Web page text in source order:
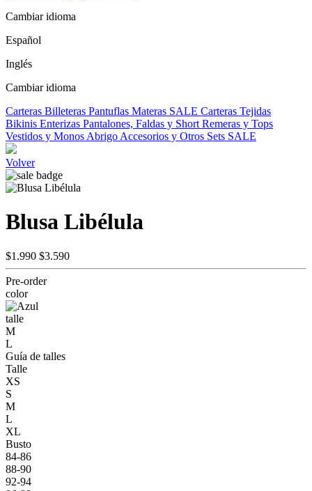
Cambiar idioma
Español
Inglés
Cambiar idioma
Carteras Billeteras Pantuflas Materas SALE Carteras Tejidas
Bikinis Enterizas Pantalones, Faldas y Short Remeras y Tops
Vestidos y Monos Abrigo Accesorios y Otros Sets SALE
Volver
Blusa Libélula
$1.990 $3.590
Pre-order
color
talle
M
L
Guía de talles
Talle
XS
S
M
L
XL
Busto
84-86
88-90
92-94